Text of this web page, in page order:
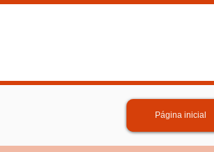
Página inicial